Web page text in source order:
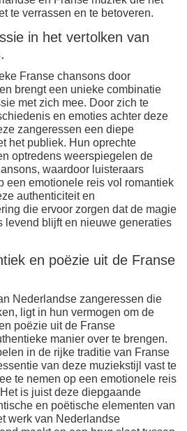
te verrassen en te betoveren.
in het vertolken van
Franse chansons door
brengt een unieke combinatie
met zich mee. Door zich te
en emoties achter deze
zangeressen een diepe
het publiek. Hun oprechte
optredens weerspiegelen de
waardoor luisteraars
een emotionele reis vol romantiek
authenticiteit en
die ervoor zorgen dat de magie
levend blijft en nieuwe generaties
en poëzie uit de Franse
Nederlandse zangeressen die
ligt in hun vermogen om de
poëzie uit de Franse
manier over te brengen.
in de rijke traditie van Franse
van deze muziekstijl vast te
te nemen op een emotionele reis
is juist deze diepgaande
en poëtische elementen van
werk van Nederlandse